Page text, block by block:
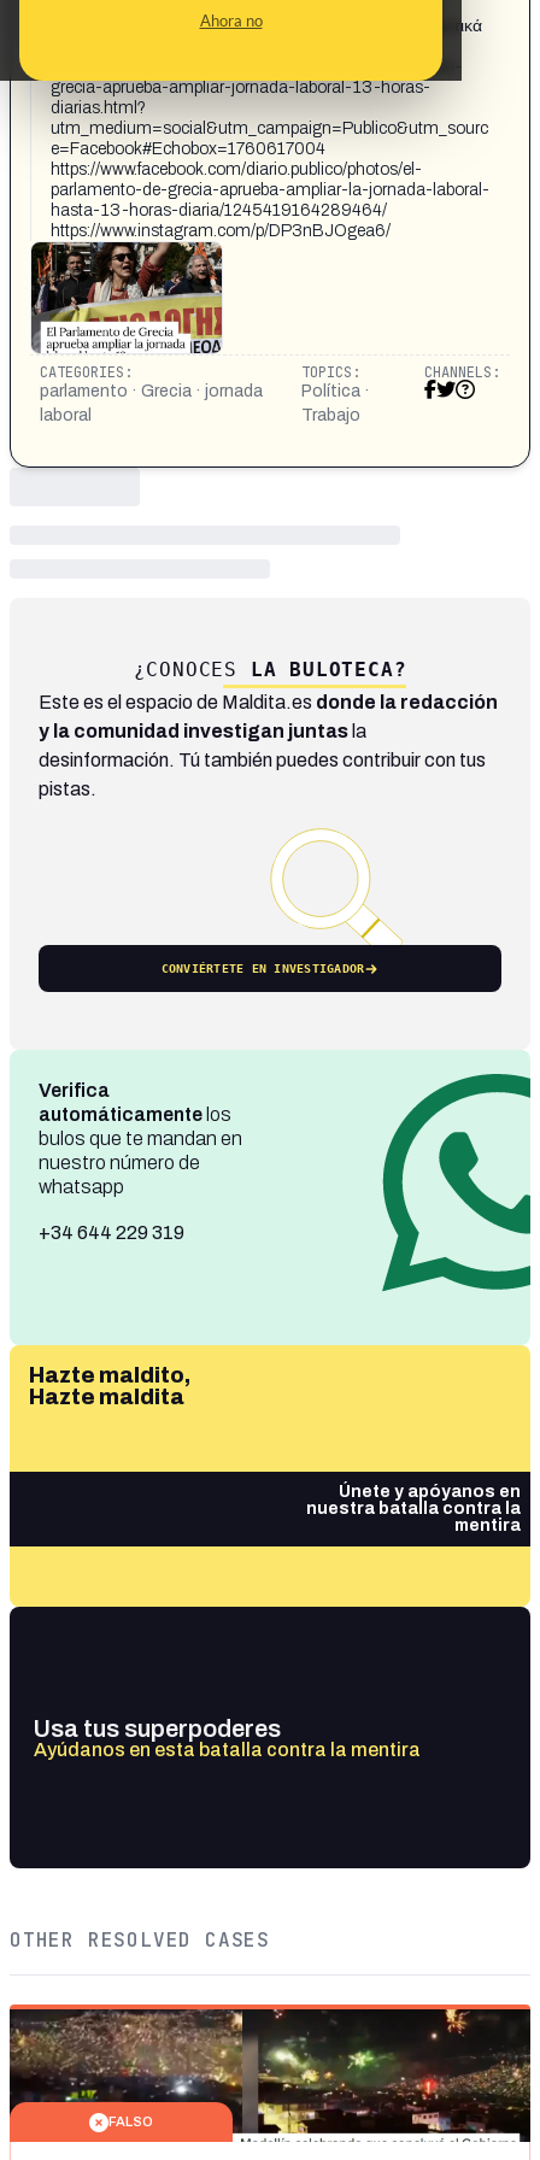
Ahora no
jornada EOA laboral hasta 13 e horas diarias στην Ιδιωτικά
https://www.publico.es/internacional/europa/parlamento-
grecia-aprueba-ampliar-jornada-laboral-13-horas-
diarias.html?
utm_medium=social&utm_campaign=Publico&utm_sourc
e=Facebook#Echobox=1760617004
https://www.facebook.com/diario.publico/photos/el-
parlamento-de-grecia-aprueba-ampliar-la-jornada-laboral-
hasta-13-horas-diaria/1245419164289464/
https://www.instagram.com/p/DP3nBJOgea6/
CATEGORIES:
parlamento · Grecia · jornada
laboral
TOPICS:
Política ·
Trabajo
CHANNELS:
¿CONOCES LA BULOTECA?
Este es el espacio de Maldita.es donde la redacción
y la comunidad investigan juntas la
desinformación. Tú también puedes contribuir con tus
pistas.
CONVIÉRTETE EN INVESTIGADOR
Verifica
automáticamente los
bulos que te mandan en
nuestro número de
whatsapp
+34 644 229 319
Hazte maldito,
Hazte maldita
Únete y apóyanos en
nuestra batalla contra la
mentira
Usa tus superpoderes
Ayúdanos en esta batalla contra la mentira
OTHER RESOLVED CASES
FALSO